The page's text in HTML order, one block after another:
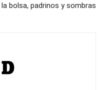
la bolsa, padrinos y sombras